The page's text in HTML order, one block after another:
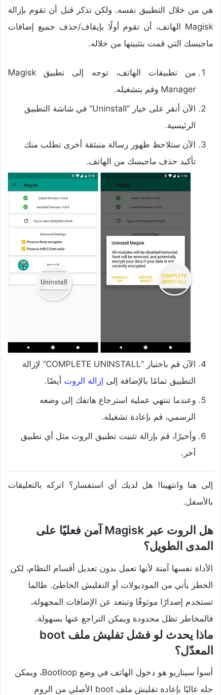
هي من خلال التطبيق نفسه. ولكن تذكر قبل أن تقوم بإزالة
Magisk الهاتف، أن تقوم أولًا بإيقاف/حذف جميع إضافات
ماجيسك التي قمت بتثبيتها من خلاله.
من تطبيقات الهاتف، توجه إلى تطبيق Magisk
Manager وقم بتشغيله.
الآن أنقر على خيار “Uninstall” في شاشة التطبيق
الرئيسية.
الآن ستلاحظ ظهور رسالة منبثقة أخرى تطلب منك
تأكيد حذف ماجيسك من الهاتف.
الآن قم باختيار ”COMPLETE UNINSTALL“ لإزالة
التطبيق تمامًا بالإضافة إلى إزالة الروت أيضًا.
وعندما تنتهي عملية استرجاع هاتفك إلى وضعه
الرسمي، قم بإعادة تشغيله.
وأخيرًا، قم بإزالة تثبيت تطبيق الروت مثل أي تطبيق
آخر.
إلى هنا وانتهينا! هل لديك أي استفسار؟ اتركه بالتعليقات
بالأسفل.
هل الروت عبر Magisk آمن فعليًا على
المدى الطويل؟
الأداة نفسها آمنة لأنها تعمل بدون تعديل أقسام النظام، لكن
الخطر يأتي من الموديولات أو التفليش الخاطئ. طالما
تستخدم إصدارًا موثوقًا وتبتعد عن الإضافات المجهولة،
فالمخاطر تظل محدودة ويمكن التراجع عنها بسهولة.
ماذا يحدث لو فشل تفليش ملف boot
المعدّل؟
أسوأ سيناريو هو دخول الهاتف في وضع Bootloop، ويمكن
حله غالبًا بإعادة تفليش ملف boot الأصلي من الروم